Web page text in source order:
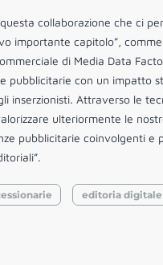
collaborazione che ci
importante capitolo”,
di Media Data
pubblicitarie con un impatto
inserzionisti. Attraverso le
ulteriormente le
pubblicitarie coinvolgenti e
editoria digitale